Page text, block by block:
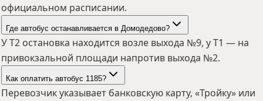
официальном расписании.
Где автобус останавливается в Домодедово?
У T2 остановка находится возле выхода №9, у T1 — на
привокзальной площади напротив выхода №2.
Как оплатить автобус 1185?
Перевозчик указывает банковскую карту, «Тройку» или